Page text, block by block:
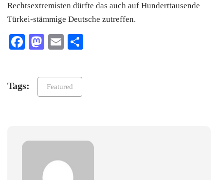
Rechtsextremisten dürfte das auch auf Hunderttausende
Türkei-stämmige Deutsche zutreffen.
Facebook
Mastodon
Email
Tags: Featured